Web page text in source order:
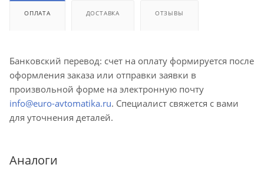
ОПЛАТА ДОСТАВКА ОТЗЫВЫ
Банковский перевод: счет на оплату формируется после
оформления заказа или отправки заявки в
произвольной форме на электронную почту
info@euro-avtomatika.ru. Специалист свяжется с вами
для уточнения деталей.
Аналоги